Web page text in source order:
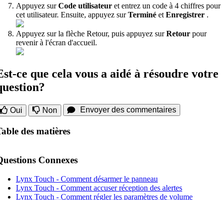
Appuyez surCode utilisateur et entrez un code à 4 chiffres pour
cet utilisateur. Ensuite, appuyez surTerminé etEnregistrer .
Appuyez sur la flèche Retour, puis appuyez surRetour pour
revenir à l'écran d'accueil.
ce que cela vous a aidé à résoudre votre
Oui Non Envoyer des commentaires
des matières
Connexes
Lynx Touch - Comment désarmer le panneau
Lynx Touch - Comment accuser réception des alertes
Lynx Touch - Comment régler les paramètres de volume